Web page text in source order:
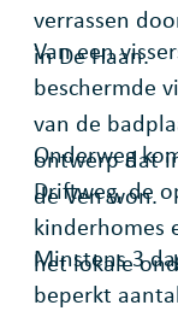
verrassen
in De Haan.
Van een
beschermde
van de
ontwerp dat
de Ven won.
Onderweg
Driftweg, de
kinderhomes
het lokale
Minstens 3
beperkt